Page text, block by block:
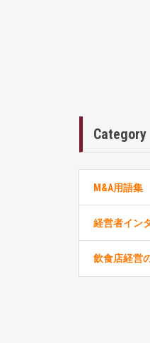
Category
M&A用語集
経営者イン
飲食店経営